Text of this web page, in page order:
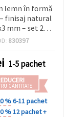
lemn în formă
finisaj natural
mm – set 20
pentru DIY,
830397
1-5 pachet
CANTITATE
%6-11 pachet
%12 pachet +